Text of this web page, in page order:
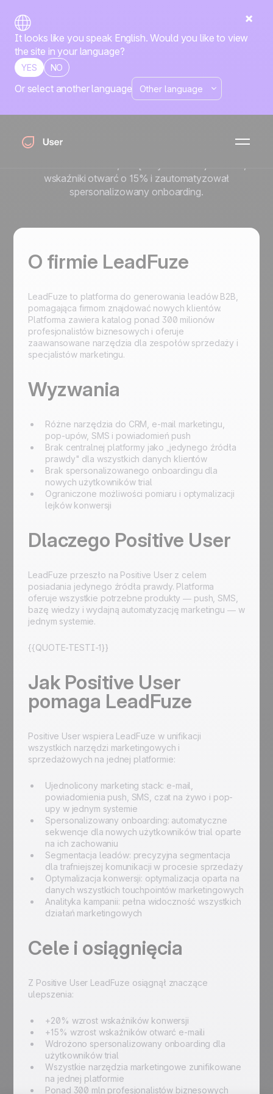
It looks like you speak English. Would you like to view
the site in your language?
YES NO
Or select another language
Jak LeadFuze zwiększył
konwersje o 20% z Positive
Dowiedz się, jak LeadFuze ujednolicił swój marketing
wskaźniki otwarć o 15% i zautomatyzował
spersonalizowany onboarding.
O firmie LeadFuze
LeadFuze to platforma do generowania leadów B2B,
pomagająca firmom znajdować nowych klientów.
Platforma zawiera katalog ponad 300 milionów
profesjonalistów biznesowych i oferuje
zaawansowane narzędzia dla zespołów sprzedaży i
specjalistów marketingu.
Wyzwania
Różne narzędzia do CRM, e-mail marketingu,
pop-upów, SMS i powiadomień push
Brak centralnej platformy jako „jedynego źródła
prawdy" dla wszystkich danych klientów
Brak spersonalizowanego onboardingu dla
nowych użytkowników trial
Ograniczone możliwości pomiaru i optymalizacji
lejków konwersji
Dlaczego Positive User
LeadFuze przeszło na Positive User z celem
posiadania jedynego źródła prawdy. Platforma
oferuje wszystkie potrzebne produkty — push, SMS,
bazę wiedzy i wydajną automatyzację marketingu — w
jednym systemie.
{{QUOTE-TESTI-1}}
Jak Positive User
pomaga LeadFuze
Positive User wspiera LeadFuze w unifikacji
wszystkich narzędzi marketingowych i
sprzedażowych na jednej platformie:
Ujednolicony marketing stack: e-mail,
powiadomienia push, SMS, czat na żywo i pop-
upy w jednym systemie
Spersonalizowany onboarding: automatyczne
sekwencje dla nowych użytkowników trial oparte
na ich zachowaniu
Segmentacja leadów: precyzyjna segmentacja
dla trafniejszej komunikacji w procesie sprzedaży
Optymalizacja konwersji: optymalizacja oparta na
danych wszystkich touchpointów marketingowych
Analityka kampanii: pełna widoczność wszystkich
działań marketingowych
Cele i osiągnięcia
Z Positive User LeadFuze osiągnął znaczące
ulepszenia:
+20% wzrost wskaźników konwersji
+15% wzrost wskaźników otwarć e-maili
Wdrożono spersonalizowany onboarding dla
użytkowników trial
Wszystkie narzędzia marketingowe zunifikowane
na jednej platformie
Ponad 300 mln profesjonalistów biznesowych